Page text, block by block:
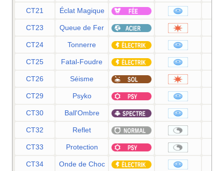
CT21 Éclat Magique
CT23 Queue de Fer
CT24 Tonnerre
CT25 Fatal-Foudre
CT26 Séisme
CT29 Psyko
CT30 Ball'Ombre
CT32 Reflet
CT33 Protection
CT34 Onde de Choc